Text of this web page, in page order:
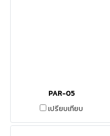
PAR-05
เปรียบเทียบ